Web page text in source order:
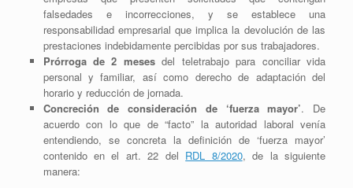
falsedades e incorrecciones, y se establece una
responsabilidad empresarial que implica la devolución de las
prestaciones indebidamente percibidas por sus trabajadores.
Prórroga de 2 mesesdel teletrabajo para conciliar vida
personal y familiar, así como derecho de adaptación del
horario y reducción de jornada.
Concreción de consideración de ‘fuerza mayor’. De
acuerdo con lo que de “facto” la autoridad laboral venía
entendiendo, se concreta la definición de ‘fuerza mayor’
contenido en el art. 22 del RDL 8/2020, de la siguiente
manera: